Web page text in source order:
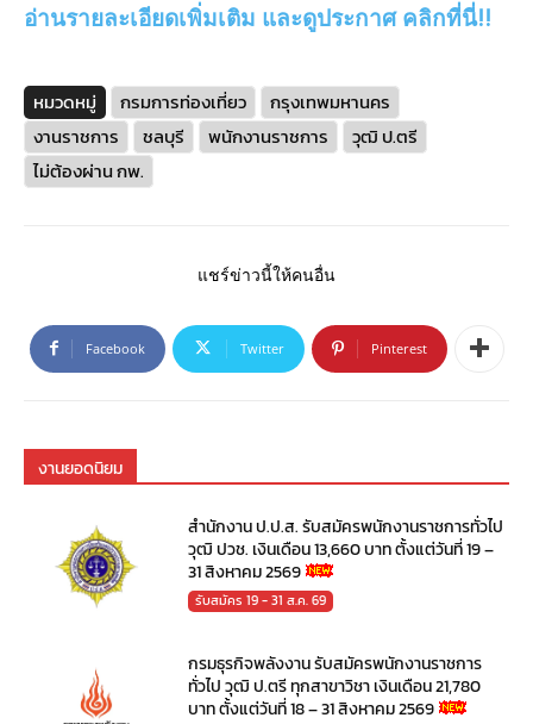
อ่านรายละเอียดเพิ่มเติม และดูประกาศ คลิกที่นี่!!
หมวดหมู่ กรมการท่องเที่ยว
กรุงเทพมหานคร
งานราชการ
ชลบุรี พนักงานราชการ
วุฒิ ป.ตรี
ไม่ต้องผ่าน กพ.
แชร์ข่าวนี้ให้คนอื่น
Facebook Twitter Pinterest
งานยอดนิยม
สำนักงาน ป.ป.ส. รับสมัครพนักงานราชการทั่วไป
วุฒิ ปวช. เงินเดือน 13,660 บาท ตั้งแต่วันที่ 19 –
31 สิงหาคม 2569
รับสมัคร 19 - 31 ส.ค. 69
กรมธุรกิจพลังงาน รับสมัครพนักงานราชการ
ทั่วไป วุฒิ ป.ตรี ทุกสาขาวิชา เงินเดือน 21,780
บาท ตั้งแต่วันที่ 18 – 31 สิงหาคม 2569